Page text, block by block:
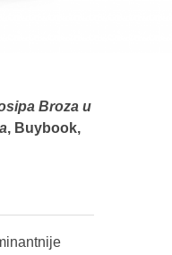
Broza u
, Buybook,